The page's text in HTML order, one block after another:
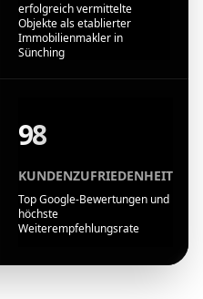
erfolgreich vermittelte
Objekte als etablierter
Immobilienmakler in
Sünching
98
KUNDENZUFRIEDENHEIT
Top Google-Bewertungen und
höchste
Weiterempfehlungsrate